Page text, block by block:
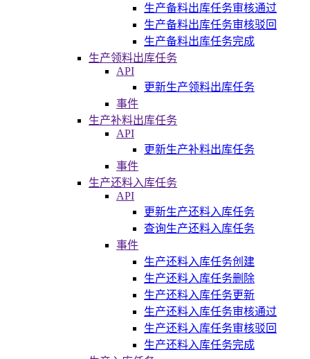
生产备料出库任务审核通过
生产备料出库任务审核驳回
生产备料出库任务完成
生产领料出库任务
API
更新生产领料出库任务
事件
生产补料出库任务
API
更新生产补料出库任务
事件
生产还料入库任务
API
更新生产还料入库任务
查询生产还料入库任务
事件
生产还料入库任务创建
生产还料入库任务删除
生产还料入库任务更新
生产还料入库任务审核通过
生产还料入库任务审核驳回
生产还料入库任务完成